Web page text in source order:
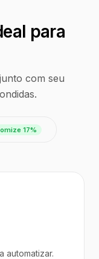
para
com seu
17%
automatizar.